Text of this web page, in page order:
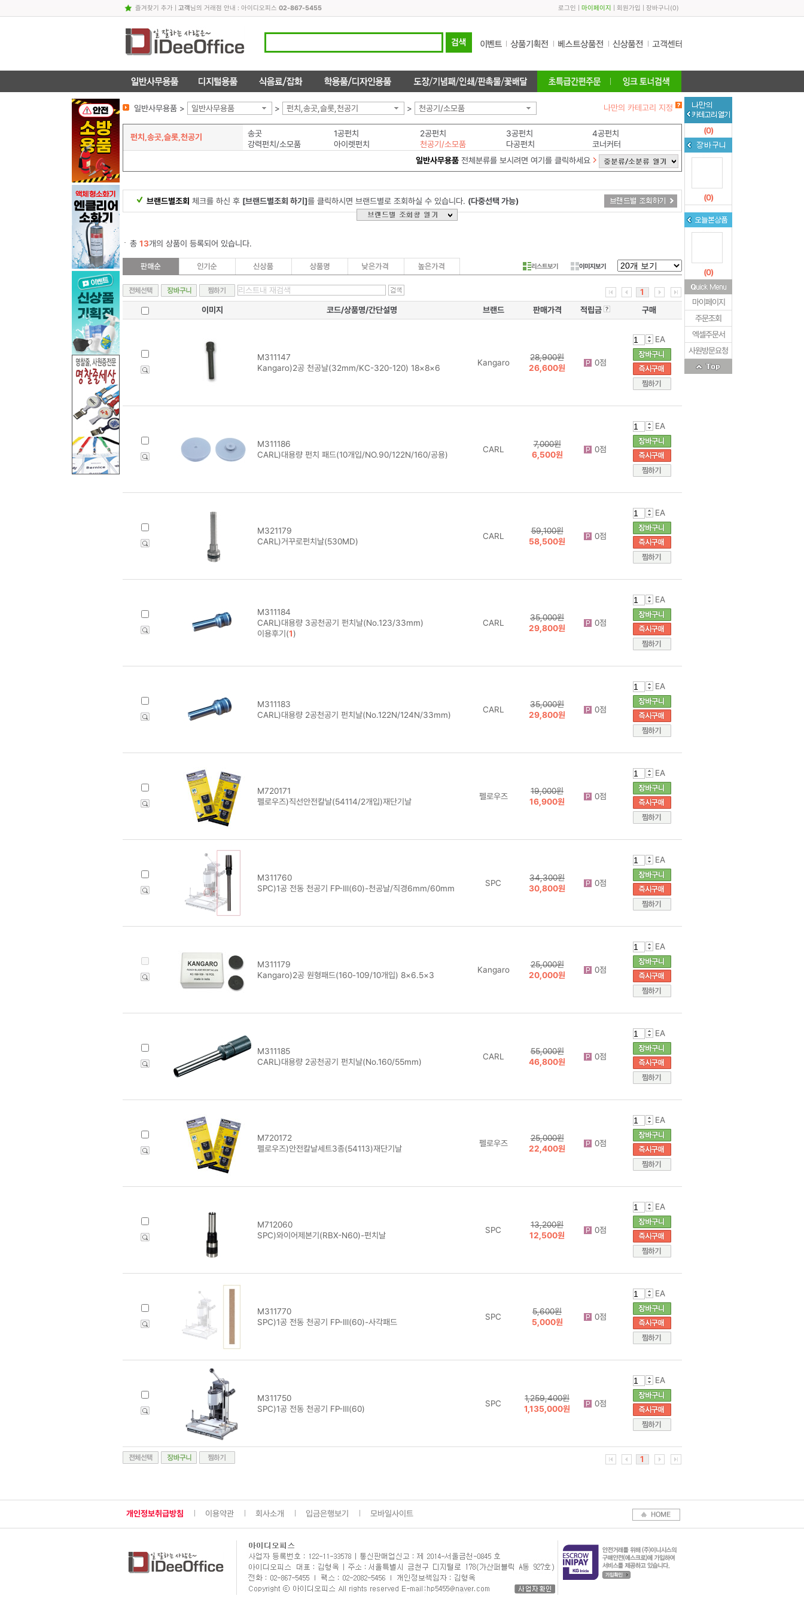
즐겨찾기 추가| 고객님의 거래점 안내 : 아이디오피스 02-867-5455 로그인 마이페이지 회원가입 장바구니 (0)
일반사무용품 > 일반사무용품 > 펀치,송곳,슬롯,천공기 > 천공기/소모품 나만의 카테고리 지정
펀치,송곳,슬롯,천공기 송곳 1공펀치 2공펀치 3공펀치
4공펀치
강력펀치/소모품
아이렛펀치 천공기/소모품 다공펀치
코너커터
일반사무용품전체분류를 보시려면 여기를 클릭하세요
브랜드별조회 체크를 하신 후 [브랜드별조회 하기]를 클릭하시면 브랜드별로 조회하실 수 있습니다. (다중선택 가능)
총 13개의 상품이 등록되어 있습니다.
리스트보기 이미지보기
1
이미지
코드/상품명/간단설명 브랜드 판매가격 적립금 구매
M311147
Kangaro)2공 천공날(32mm/KC-320-120) 18×8×6
Kangaro
28,900원
26,600원
0점
EA
M311186
CARL)대용량 펀치 패드(10개입/NO.90/122N/160/공용)
CARL
7,000원
6,500원
0점
EA
M321179
CARL)거꾸로펀치날(530MD)
CARL
59,100원
58,500원
0점
EA
M311184
CARL)대용량 3공천공기 펀치날(No.123/33mm)
이용후기(1)
CARL
35,000원
29,800원
0점
EA
M311183
CARL)대용량 2공천공기 펀치날(No.122N/124N/33mm)
CARL
35,000원
29,800원
0점
EA
M720171
펠로우즈)직선안전칼날(54114/2개입)재단기날
펠로우즈
19,000원
16,900원
0점
EA
M311760
SPC)1공 전동 천공기 FP-Ⅲ(60)-천공날/직경6mm/60mm
SPC
34,300원
30,800원
0점
EA
M311179
Kangaro)2공 원형패드(160-109/10개입) 8×6.5×3
Kangaro
25,000원
20,000원
0점
EA
M311185
CARL)대용량 2공천공기 펀치날(No.160/55mm)
CARL
55,000원
46,800원
0점
EA
M720172
펠로우즈)안전칼날세트3종(54113)재단기날
펠로우즈
25,000원
22,400원
0점
EA
M712060
SPC)와이어제본기(RBX-N60)-펀치날
SPC
13,200원
12,500원
0점
EA
M311770
SPC)1공 전동 천공기 FP-Ⅲ(60)-사각패드
SPC
5,600원
5,000원
0점
EA
M311750
SPC)1공 전동 천공기 FP-Ⅲ(60)
SPC
1,259,400원
1,135,000원
0점
EA
1
(0)
(0)
(0)
마이페이지
주문조회
엑셀주문서
사원방문요청
개인정보취급방침 이용약관 회사소개 입금은행보기 모바일사이트